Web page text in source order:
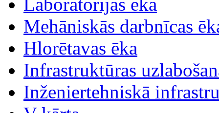
Laboratorijas ēka
Mehāniskās darbnīcas
Hlorētavas ēka
Infrastruktūras
Inženiertehniskā